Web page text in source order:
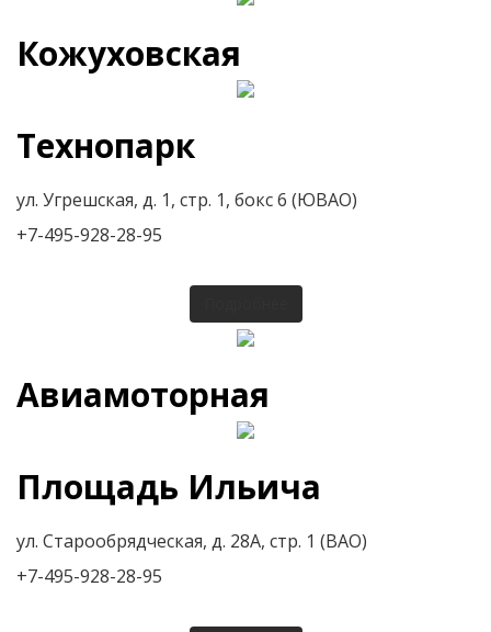
Кожуховская
Технопарк
ул. Угрешская, д. 1, стр. 1, бокс 6 (ЮВАО)
+7-495-928-28-95
Авиамоторная
Площадь Ильича
ул. Старообрядческая, д. 28А, стр. 1 (ВАО)
+7-495-928-28-95